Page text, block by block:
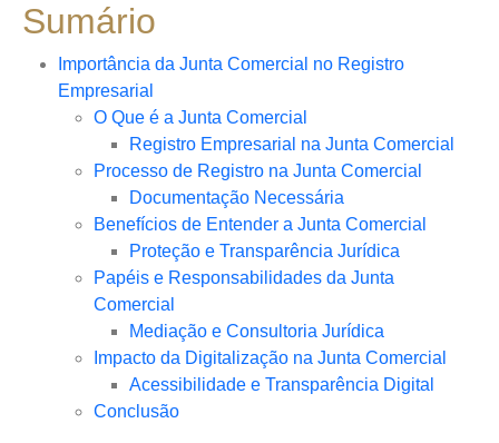
Sumário
Importância da Junta Comercial no Registro
Empresarial
O Que é a Junta Comercial
Registro Empresarial na Junta Comercial
Processo de Registro na Junta Comercial
Documentação Necessária
Benefícios de Entender a Junta Comercial
Proteção e Transparência Jurídica
Papéis e Responsabilidades da Junta
Comercial
Mediação e Consultoria Jurídica
Impacto da Digitalização na Junta Comercial
Acessibilidade e Transparência Digital
Conclusão